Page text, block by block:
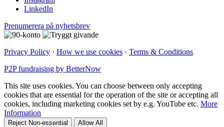
LinkedIn
Prenumerera på nyhetsbrev
Privacy Policy · How we use cookies · Terms & Conditions
P2P fundraising by BetterNow
This site uses cookies. You can choose between only accepting
cookies that are essential for the operation of the site or accepting all
cookies, including marketing cookies set by e.g. YouTube etc. More
Information
Reject Non-essential Allow All